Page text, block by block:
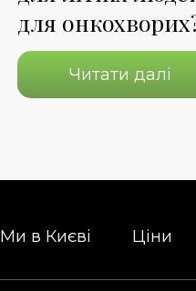
для
Читати далі
Ми в Києві Ціни